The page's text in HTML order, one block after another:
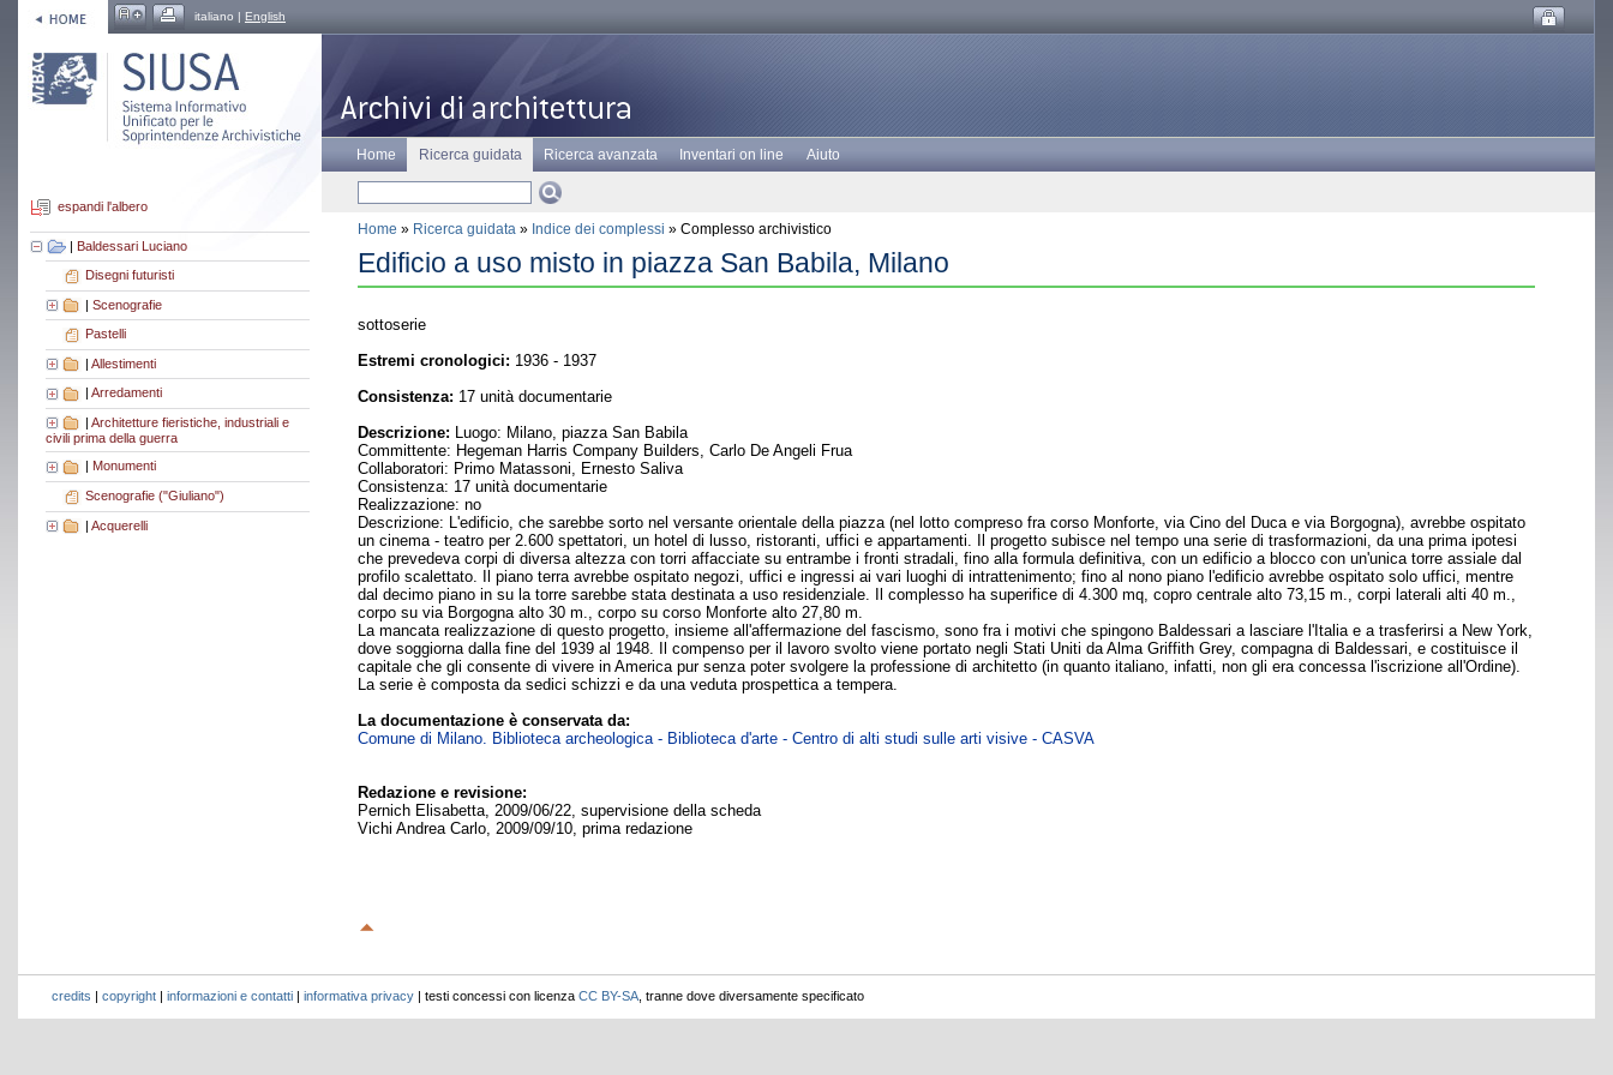
italiano | English
espandi l'albero
| Baldessari Luciano
Disegni futuristi
| Scenografie
Pastelli
| Allestimenti
Arredamenti
| Architetture fieristiche, industriali e
civili prima della guerra
Monumenti
Scenografie ("Giuliano")
| Acquerelli
Home Ricerca guidata Ricerca avanzata Inventari on line Aiuto
Home » Ricerca guidata » Indice dei complessi » Complesso archivistico
Edificio a uso misto in piazza San Babila, Milano
sottoserie
Estremi cronologici: 1936 - 1937
Consistenza: 17 unità documentarie
Descrizione: Luogo: Milano, piazza San Babila
Committente: Hegeman Harris Company Builders, Carlo De Angeli Frua
Collaboratori: Primo Matassoni, Ernesto Saliva
Consistenza: 17 unità documentarie
Realizzazione: no
Descrizione: L'edificio, che sarebbe sorto nel versante orientale della piazza (nel lotto compreso fra corso Monforte, via Cino del Duca e via Borgogna), avrebbe ospitato
un cinema - teatro per 2.600 spettatori, un hotel di lusso, ristoranti, uffici e appartamenti. Il progetto subisce nel tempo una serie di trasformazioni, da una prima ipotesi
che prevedeva corpi di diversa altezza con torri affacciate su entrambe i fronti stradali, fino alla formula definitiva, con un edificio a blocco con un'unica torre assiale dal
profilo scalettato. Il piano terra avrebbe ospitato negozi, uffici e ingressi ai vari luoghi di intrattenimento; fino al nono piano l'edificio avrebbe ospitato solo uffici, mentre
dal decimo piano in su la torre sarebbe stata destinata a uso residenziale. Il complesso ha superifice di 4.300 mq, copro centrale alto 73,15 m., corpi laterali alti 40 m.,
corpo su via Borgogna alto 30 m., corpo su corso Monforte alto 27,80 m.
La mancata realizzazione di questo progetto, insieme all'affermazione del fascismo, sono fra i motivi che spingono Baldessari a lasciare l'Italia e a trasferirsi a New York,
dove soggiorna dalla fine del 1939 al 1948. Il compenso per il lavoro svolto viene portato negli Stati Uniti da Alma Griffith Grey, compagna di Baldessari, e costituisce il
capitale che gli consente di vivere in America pur senza poter svolgere la professione di architetto (in quanto italiano, infatti, non gli era concessa l'iscrizione all'Ordine).
La serie è composta da sedici schizzi e da una veduta prospettica a tempera.
La documentazione è conservata da:
Comune di Milano. Biblioteca archeologica - Biblioteca d'arte - Centro di alti studi sulle arti visive - CASVA
Redazione e revisione:
Pernich Elisabetta, 2009/06/22, supervisione della scheda
Vichi Andrea Carlo, 2009/09/10, prima redazione
credits copyright informazioni e contatti informativa privacy | testi concessi con licenza CC BY-SA , tranne dove diversamente specificato